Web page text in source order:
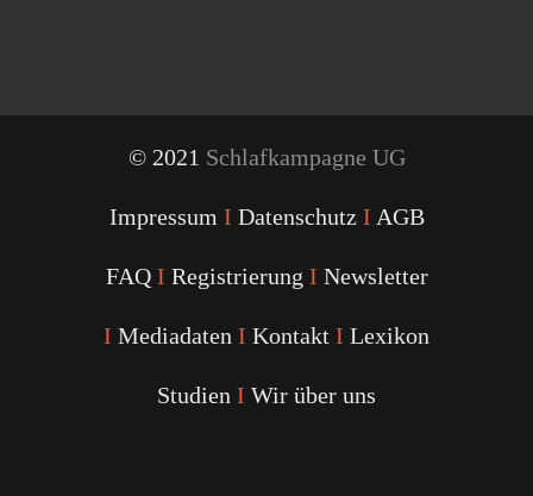
© 2021 Schlafkampagne UG
Impressum I Datenschutz I AGB
FAQ I Registrierung I Newsletter
I Mediadaten I Kontakt I Lexikon
Studien I Wir über uns